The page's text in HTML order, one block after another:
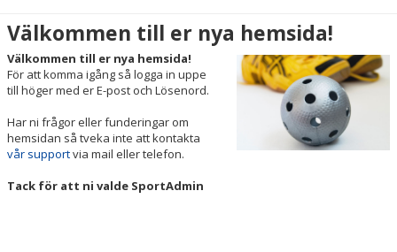
BILDGALLERI
DOKUMENT
KONTAKT
Välkommen till er nya hemsida!
Välkommen till er nya hemsida!
För att komma igång så logga in uppe
till höger med er E-post och Lösenord.
Har ni frågor eller funderingar om
hemsidan så tveka inte att kontakta
vår supportvia mail eller telefon.
Tack för att ni valde SportAdmin